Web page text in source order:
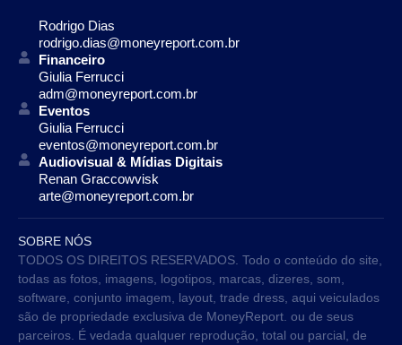
Rodrigo Dias
rodrigo.dias@moneyreport.com.br
Financeiro
Giulia Ferrucci
adm@moneyreport.com.br
Eventos
Giulia Ferrucci
eventos@moneyreport.com.br
Audiovisual & Mídias Digitais
Renan Graccowvisk
arte@moneyreport.com.br
SOBRE NÓS
TODOS OS DIREITOS RESERVADOS. Todo o conteúdo do site,
todas as fotos, imagens, logotipos, marcas, dizeres, som,
software, conjunto imagem, layout, trade dress, aqui veiculados
são de propriedade exclusiva de MoneyReport. ou de seus
parceiros. É vedada qualquer reprodução, total ou parcial, de